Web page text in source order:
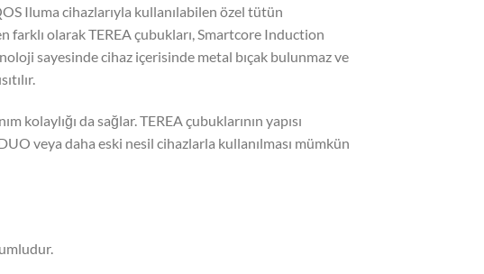
Iluma cihazlarıyla kullanılabilen özel tütün
farklı olarak TEREA çubukları, Smartcore Induction
sayesinde cihaz içerisinde metal bıçak bulunmaz ve
kolaylığı da sağlar. TEREA çubuklarının yapısı
veya daha eski nesil cihazlarla kullanılması mümkün